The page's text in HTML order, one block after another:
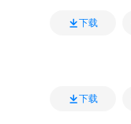
下载
下载